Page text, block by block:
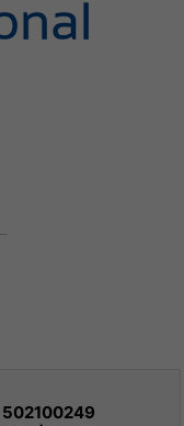
502100249